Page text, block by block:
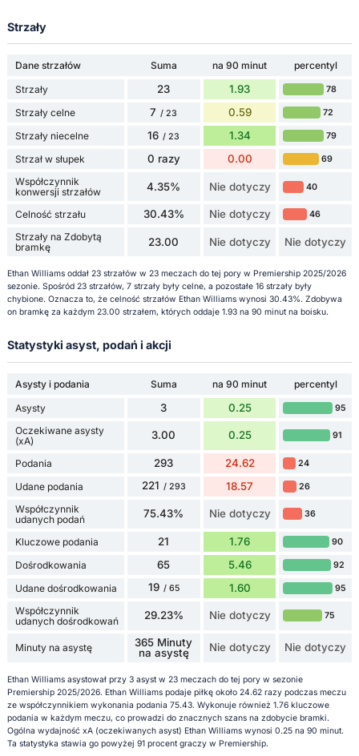
Strzały
Dane strzałów Suma na 90 minut
percentyl
Strzały
23 1.93 78
Strzały celne 7 / 23 0.59 72
Strzały niecelne 16 / 23 1.34 79
Strzał w słupek 0 razy 0.00 69
Współczynnik
konwersji strzałów
4.35% Nie dotyczy 40
Celność strzału 30.43% Nie dotyczy 46
Strzały na Zdobytą
bramkę
23.00 Nie dotyczy Nie dotyczy
Ethan Williams oddał 23 strzałów w 23 meczach do tej pory w Premiership 2025/2026
sezonie. Spośród 23 strzałów, 7 strzały były celne, a pozostałe 16 strzały były
chybione. Oznacza to, że celność strzałów Ethan Williams wynosi 30.43%. Zdobywa
on bramkę za każdym 23.00 strzałem, których oddaje 1.93 na 90 minut na boisku.
Statystyki asyst, podań i akcji
Asysty i podania Suma na 90 minut
percentyl
Asysty
3 0.25 95
Oczekiwane asysty
(xA)
3.00 0.25 91
Podania 293 24.62 24
Udane podania 221 / 293 18.57 26
Współczynnik
udanych podań
75.43% Nie dotyczy 36
Kluczowe podania 21 1.76 90
Dośrodkowania 65 5.46 92
Udane dośrodkowania 19 / 65 1.60 95
Współczynnik
udanych dośrodkowań
29.23% Nie dotyczy 75
Minuty na asystę
365 Minuty
na asystę
Nie dotyczy Nie dotyczy
Ethan Williams asystował przy 3 asyst w 23 meczach do tej pory w sezonie
Premiership 2025/2026. Ethan Williams podaje piłkę około 24.62 razy podczas meczu
ze współczynnikiem wykonania podania 75.43. Wykonuje również 1.76 kluczowe
podania w każdym meczu, co prowadzi do znacznych szans na zdobycie bramki.
Ogólna wydajność xA (oczekiwanych asyst) Ethan Williams wynosi 0.25 na 90 minut.
Ta statystyka stawia go powyżej 91 procent graczy w Premiership.